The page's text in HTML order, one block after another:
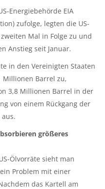
Energiebehörde EIA
zufolge, legten die US-
Mal in Folge zu und
Anstieg seit Januar.
in den Vereinigten Staaten
Millionen Barrel zu,
3,8 Millionen Barrel in der
von einem Rückgang der
größeres
Ölvorräte sieht man
Problem mit einer
das Kartell am